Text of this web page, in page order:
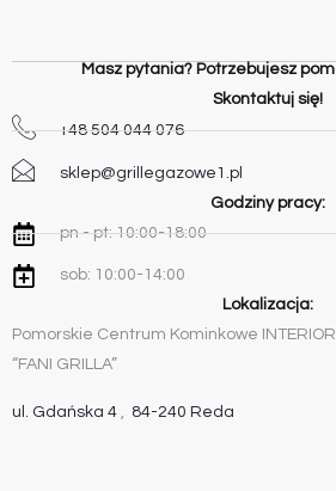
Masz pytania? Potrzebujesz
Skontaktuj się!
+48 504 044 076
sklep@grillegazowe1.pl
Godziny pracy:
pn - pt: 10:00-18:00
sob: 10:00-14:00
Lokalizacja:
Pomorskie Centrum Kominkowe INTERIOR
“FANI GRILLA”
ul. Gdańska 4 84-240 Reda